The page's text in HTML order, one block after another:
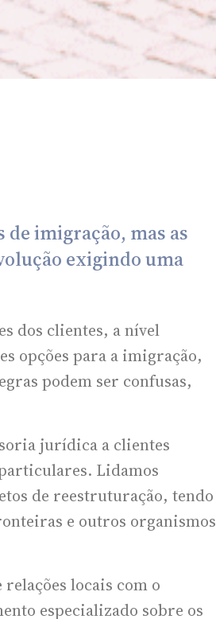
imigração, mas as
exigindo uma
dos clientes, a nível
opções para a imigração,
podem ser confusas,
jurídica a clientes
Lidamos
de reestruturação, tendo
e outros organismos
locais com o
especializado sobre os